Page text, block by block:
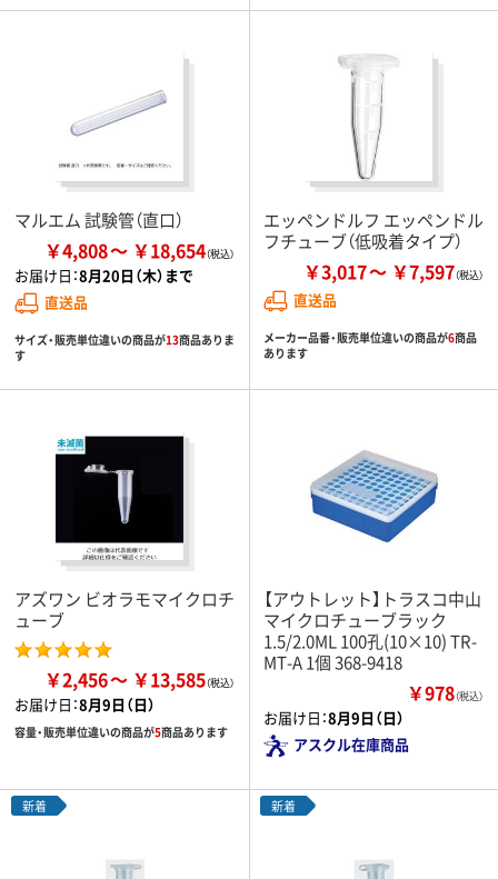
マルエム 試験管（直口）
￥4,808 ￥18,654
お届け日：8月20日（木）まで
直送品
サイズ・販売単位違いの商品が13商品ありま
す
エッペンドルフ エッペンドル
フチューブ（低吸着タイプ）
￥3,017 ￥7,597
直送品
メーカー品番・販売単位違いの商品が6商品
あります
アズワン ビオラモマイクロチ
ューブ
￥2,456 ￥13,585
お届け日：8月9日（日）
容量・販売単位違いの商品が5商品あります
【アウトレット】トラスコ中山
マイクロチューブラック
1.5/2.0ML 100孔(10×10) TR-
MT-A 1個 368-9418
￥978（税込）
お届け日：8月9日（日）
アスクル在庫商品
新着 新着